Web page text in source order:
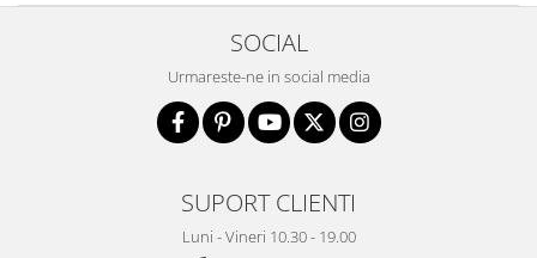
Biobiective
Aparate foto de colectie , Stereo
Aparate foto de colectie -
Accesorii pt. aparate foto de
Aparate de colectie de tip Box-
SOCIAL
Urmareste-ne in social media
SUPORT CLIENTI
Luni - Vineri 10.30 - 19.00